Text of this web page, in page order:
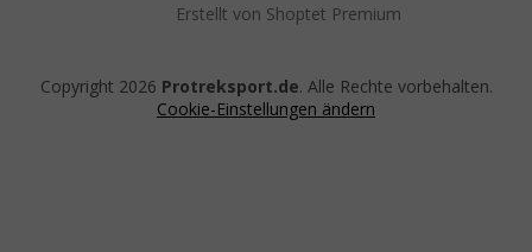
Erstellt von Shoptet Premium
Copyright 2026 Protreksport.de. Alle Rechte vorbehalten.
Cookie-Einstellungen ändern